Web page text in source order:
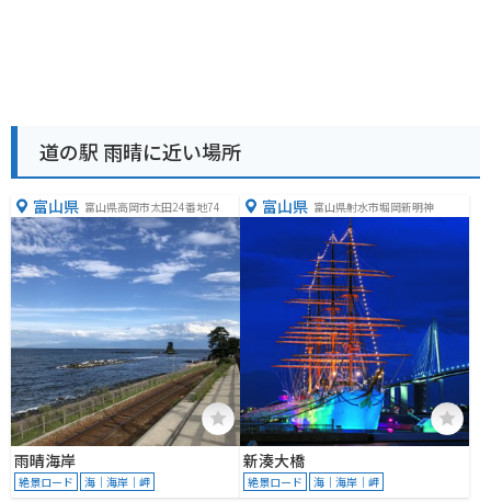
道の駅 雨晴に近い場所
富山県 富山県高岡市太田24番地74
雨晴海岸
絶景ロード 海｜海岸｜岬
富山県 富山県射水市堀岡新明神
新湊大橋
絶景ロード 海｜海岸｜岬